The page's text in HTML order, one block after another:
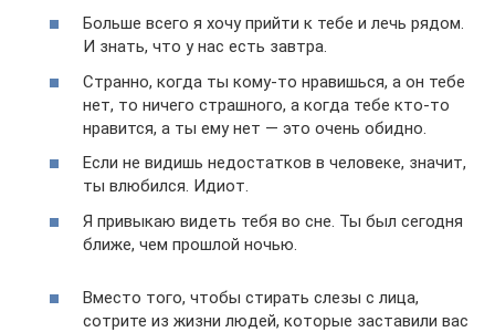
Больше всего я хочу прийти к тебе и лечь рядом.
И знать, что у нас есть завтра.
Странно, когда ты кому-то нравишься, а он тебе
нет, то ничего страшного, а когда тебе кто-то
нравится, а ты ему нет — это очень обидно.
Если не видишь недостатков в человеке, значит,
ты влюбился. Идиот.
Я привыкаю видеть тебя во сне. Ты был сегодня
ближе, чем прошлой ночью.
Вместо того, чтобы стирать слезы с лица,
сотрите из жизни людей, которые заставили вас